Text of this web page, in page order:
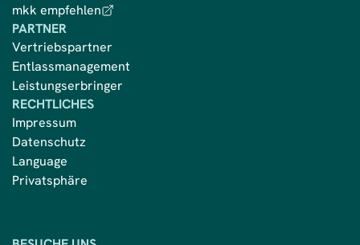
mkk empfehlen
PARTNER
Vertriebspartner
Entlassmanagement
Leistungserbringer
RECHTLICHES
Impressum
Datenschutz
Language
Privatsphäre